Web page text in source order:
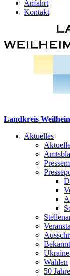
Anfahrt
Kontakt
Landkreis
Aktuelles
Wahlen
50